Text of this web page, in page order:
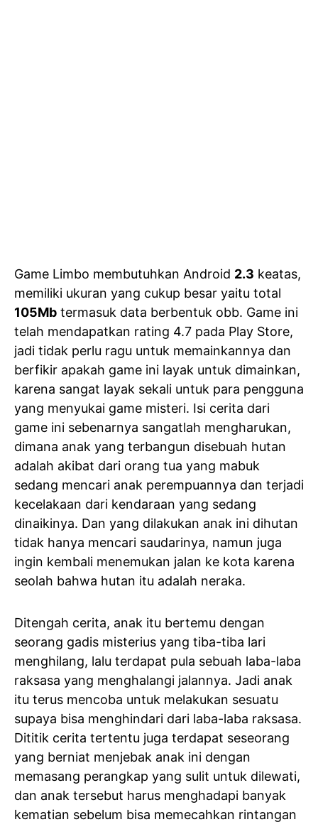
Game Limbo membutuhkan Android 2.3 keatas,
memiliki ukuran yang cukup besar yaitu total
105Mb termasuk data berbentuk obb. Game ini
telah mendapatkan rating 4.7 pada Play Store,
jadi tidak perlu ragu untuk memainkannya dan
berfikir apakah game ini layak untuk dimainkan,
karena sangat layak sekali untuk para pengguna
yang menyukai game misteri. Isi cerita dari
game ini sebenarnya sangatlah mengharukan,
dimana anak yang terbangun disebuah hutan
adalah akibat dari orang tua yang mabuk
sedang mencari anak perempuannya dan terjadi
kecelakaan dari kendaraan yang sedang
dinaikinya. Dan yang dilakukan anak ini dihutan
tidak hanya mencari saudarinya, namun juga
ingin kembali menemukan jalan ke kota karena
seolah bahwa hutan itu adalah neraka.
Ditengah cerita, anak itu bertemu dengan
seorang gadis misterius yang tiba-tiba lari
menghilang, lalu terdapat pula sebuah laba-laba
raksasa yang menghalangi jalannya. Jadi anak
itu terus mencoba untuk melakukan sesuatu
supaya bisa menghindari dari laba-laba raksasa.
Dititik cerita tertentu juga terdapat seseorang
yang berniat menjebak anak ini dengan
memasang perangkap yang sulit untuk dilewati,
dan anak tersebut harus menghadapi banyak
kematian sebelum bisa memecahkan rintangan